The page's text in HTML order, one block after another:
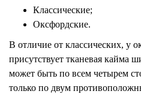
Классические;
Оксфордские.
В отличие от классических, у
присутствует тканевая кайма
может быть по всем четырем
только по двум